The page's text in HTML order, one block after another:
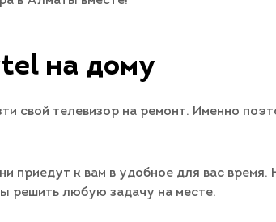
на дому
свой телевизор на ремонт. Именно
к вам в удобное для вас время.
решить любую задачу на месте.